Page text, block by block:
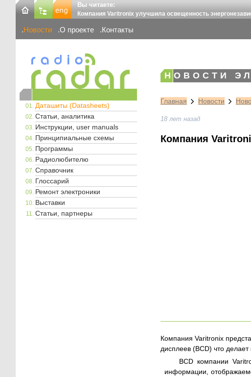
Вы читаете:
Компания Varitronix улучшила освещенность
Новости О проекте Контакты
Даташиты (Datasheets)
Статьи, аналитика
Инструкции, user manuals
Принципиальные схемы
Программы
Радиолюбителю
Справочник
Глоссарий
Ремонт электроники
Выставки
Статьи, партнеры
НОВОСТИ
Главная Новости
18 лет назад
Компания
Компания Varitronix
дисплеев (BCD) что
BCD компании
информации,